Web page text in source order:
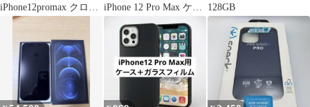
iPhone12promax クロコ
ケース
iPhone 12 Pro Max ケー
128GB